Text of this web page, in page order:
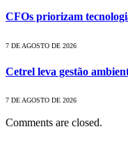
CFOs priorizam
7 DE AGOSTO DE 2026
Cetrel leva gestão
7 DE AGOSTO DE 2026
Comments are closed.